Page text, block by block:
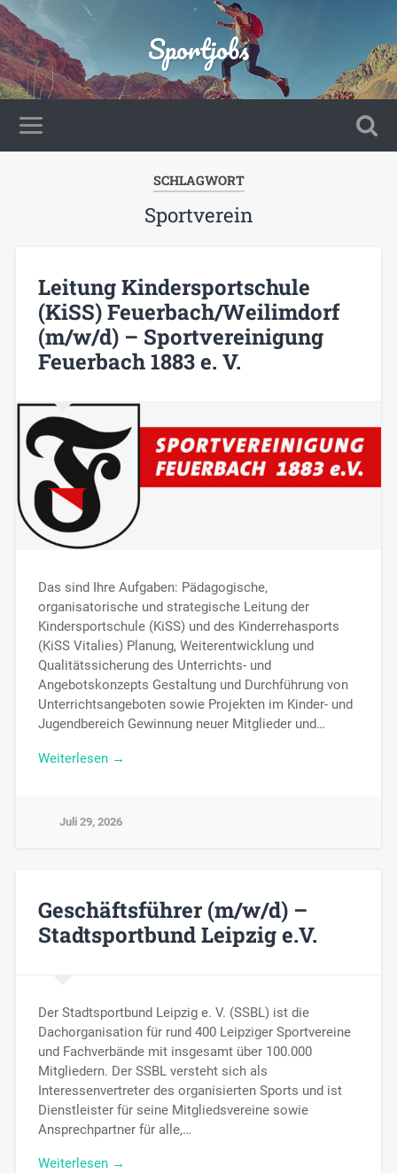
Sportjobs
SCHLAGWORT
Sportverein
Leitung Kindersportschule
(KiSS) Feuerbach/Weilimdorf
(m/w/d) – Sportvereinigung
Feuerbach 1883 e. V.
Das sind Ihre Aufgaben: Pädagogische,
organisatorische und strategische Leitung der
Kindersportschule (KiSS) und des Kinderrehasports
(KiSS Vitalies) Planung, Weiterentwicklung und
Qualitätssicherung des Unterrichts- und
Angebotskonzepts Gestaltung und Durchführung von
Unterrichtsangeboten sowie Projekten im Kinder- und
Jugendbereich Gewinnung neuer Mitglieder und…
Weiterlesen →
Juli 29, 2026
Geschäftsführer (m/w/d) –
Stadtsportbund Leipzig e.V.
Der Stadtsportbund Leipzig e. V. (SSBL) ist die
Dachorganisation für rund 400 Leipziger Sportvereine
und Fachverbände mit insgesamt über 100.000
Mitgliedern. Der SSBL versteht sich als
Interessenvertreter des organisierten Sports und ist
Dienstleister für seine Mitgliedsvereine sowie
Ansprechpartner für alle,…
Weiterlesen →